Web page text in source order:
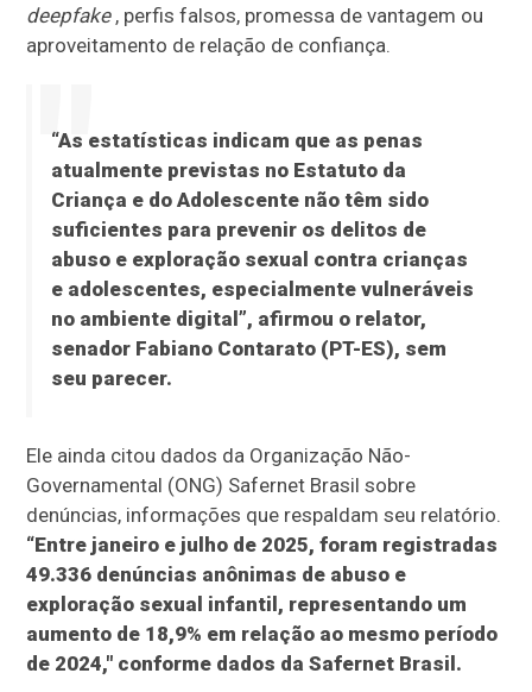
deepfake, perfis falsos, promessa de vantagem ou
aproveitamento de relação de confiança.
“As estatísticas indicam que as penas
atualmente previstas no Estatuto da
Criança e do Adolescente não têm sido
suficientes para prevenir os delitos de
abuso e exploração sexual contra crianças
e adolescentes, especialmente vulneráveis
no ambiente digital”, afirmou o relator,
senador Fabiano Contarato (PT-ES), sem
seu parecer.
Ele ainda citou dados da Organização Não-
Governamental (ONG) Safernet Brasil sobre
denúncias, informações que respaldam seu relatório.
“Entre janeiro e julho de 2025, foram registradas
49.336 denúncias anônimas de abuso e
exploração sexual infantil, representando um
aumento de 18,9% em relação ao mesmo período
de 2024," conforme dados da Safernet Brasil.